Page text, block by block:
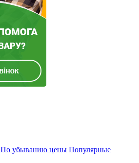
По убыванию цены Популярные